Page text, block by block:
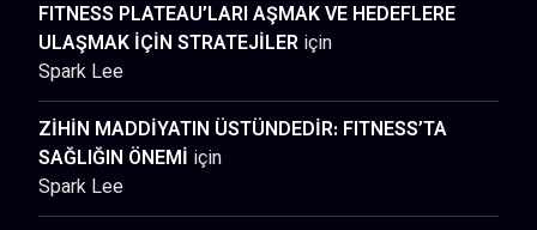
FITNESS PLATEAU’LARI AŞMAK VE HEDEFLERE
ULAŞMAK İÇİN STRATEJİLER için
Spark Lee
ZİHİN MADDİYATIN ÜSTÜNDEDİR: FITNESS’TA
SAĞLIĞIN ÖNEMİ için
Spark Lee